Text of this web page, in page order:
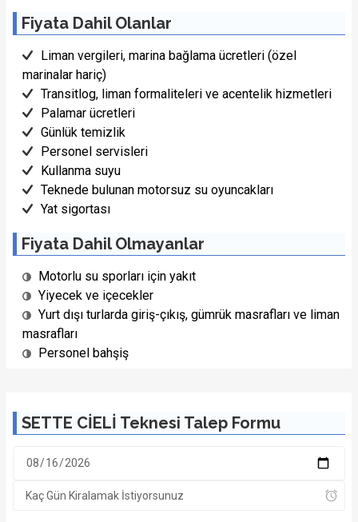
Fiyata Dahil Olanlar
Liman vergileri, marina bağlama ücretleri (özel
marinalar hariç)
Transitlog, liman formaliteleri ve acentelik hizmetleri
Palamar ücretleri
Günlük temizlik
Personel servisleri
Kullanma suyu
Teknede bulunan motorsuz su oyuncakları
Yat sigortası
Fiyata Dahil Olmayanlar
Motorlu su sporları için yakıt
Yiyecek ve içecekler
Yurt dışı turlarda giriş-çıkış, gümrük masrafları ve liman
masrafları
Personel bahşiş
SETTE CİELİ Teknesi Talep Formu